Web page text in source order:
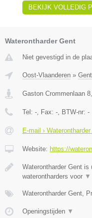
BEKIJK VOLLEDIG
Waterontharder Gent
Niet gevestigd in de
Oost-Vlaanderen » Gent
Gaston Crommenlaan 8
Tel: - , Fax: - , BTW-nr: -
E-mail ›
Website: https://
Waterontharder Gent
waterontharders voor ▼
Waterontharder Gent,
Openingstijden ▼